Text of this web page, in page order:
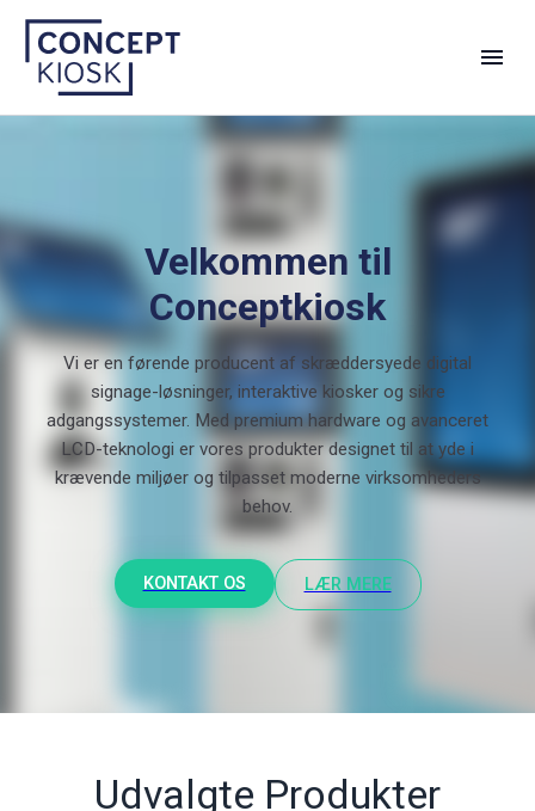
Velkommen til
Conceptkiosk
Vi er en førende producent af skræddersyede digital
signage-løsninger, interaktive kiosker og sikre
adgangssystemer. Med premium hardware og avanceret
LCD-teknologi er vores produkter designet til at yde i
krævende miljøer og tilpasset moderne virksomheders
behov.
KONTAKT OS LÆR MERE
Udvalgte Produkter